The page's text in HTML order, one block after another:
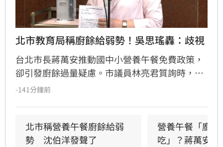
北市教育局稱廚餘給弱勢！吳思瑤轟：歧視
台北市長蔣萬安推動國中小營養午餐免費政策，
卻引發廚餘過量疑慮。市議員林亮君質詢時，教
育局長湯志民拋出將剩餘廚餘與剩食送交「食物
蔣市府就是欺凌弱勢的政府，「蔣萬安還有臉講
食安？」
-141分鐘前
北市稱營養午餐廚餘給弱
勢　沈伯洋發聲了
營養午餐「廚
吃」？蔣萬安回